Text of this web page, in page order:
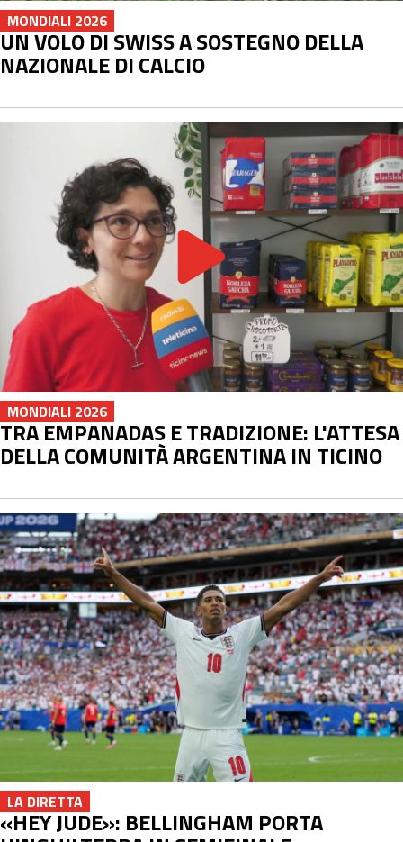
MONDIALI 2026
UN VOLO DI SWISS A SOSTEGNO DELLA
NAZIONALE DI CALCIO
MONDIALI 2026
TRA EMPANADAS E TRADIZIONE: L'ATTESA
DELLA COMUNITÀ ARGENTINA IN TICINO
LA DIRETTA
«HEY JUDE»: BELLINGHAM PORTA